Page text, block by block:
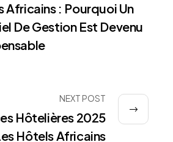
Africains : Pourquoi Un
De Gestion Est Devenu
NEXT POST
Hôtelières 2025
Hôtels Africains